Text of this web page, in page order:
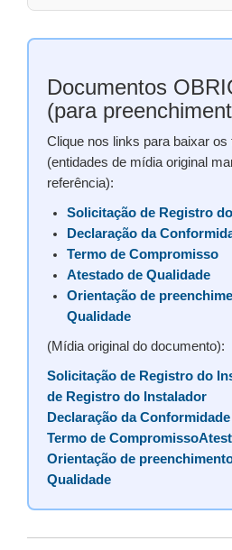
Documentos
(para
Clique nos links para baixar os
(entidades de mídia original
referência):
Solicitação de Registro
Declaração da
Termo de Compromisso
Atestado de Qualidade
Orientação de
Qualidade
(Mídia original do documento):
Solicitação de Registro do
de Registro do Instalador
Declaração da
Termo de Compromisso
Orientação de
Qualidade